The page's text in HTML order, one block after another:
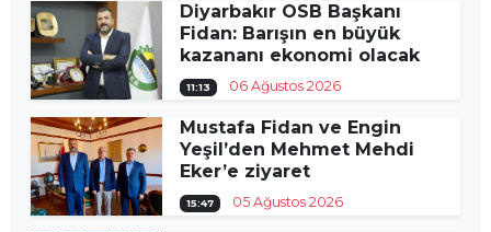
Diyarbakır OSB Başkanı
Fidan: Barışın en büyük
kazananı ekonomi olacak
11:13 06 Ağustos 2026
Mustafa Fidan ve Engin
Yeşil’den Mehmet Mehdi
Eker’e ziyaret
15:47 05 Ağustos 2026